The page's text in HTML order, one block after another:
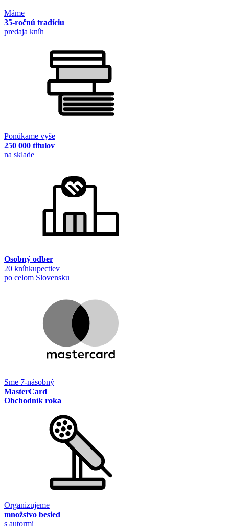
Máme
35-ročnú tradíciu
predaja kníh
Ponúkame vyše
250 000 titulov
na sklade
Osobný odber
20 kníhkupectiev
po celom Slovensku
Sme 7-násobný
MasterCard
Obchodník roka
Organizujeme
množstvo besied
s autormi